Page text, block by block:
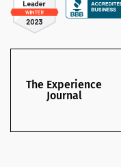
The Experience
Journal